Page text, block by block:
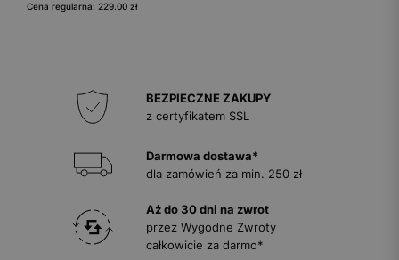
Cena regularna: 229.00 zł
BEZPIECZNE ZAKUPY
z certyfikatem SSL
Darmowa dostawa*
dla zamówień za min. 250 zł
Aż do 30 dni na zwrot
przez Wygodne Zwroty
całkowicie za darmo*